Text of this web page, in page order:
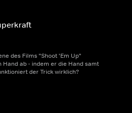
des Films "Shoot 'Em Up"
ab - indem er die Hand samt
der Trick wirklich?